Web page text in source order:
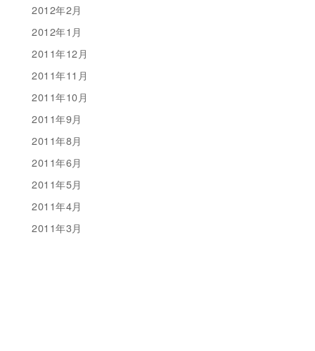
2012年2月
2012年1月
2011年12月
2011年11月
2011年10月
2011年9月
2011年8月
2011年6月
2011年5月
2011年4月
2011年3月